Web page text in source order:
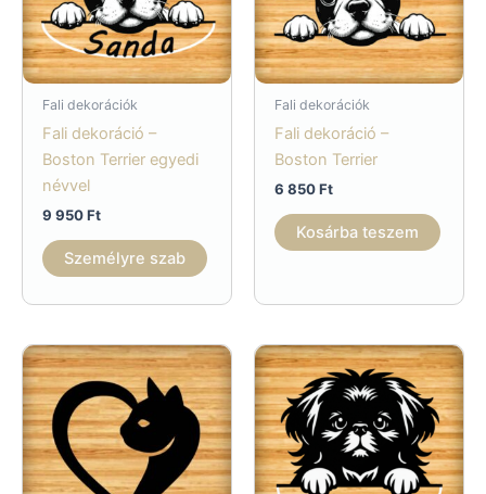
Fali dekorációk
Fali dekoráció –
Boston Terrier egyedi
névvel
9 950Ft
Személyre szab
Fali dekorációk
Fali dekoráció –
Boston Terrier
6 850Ft
Kosárba teszem